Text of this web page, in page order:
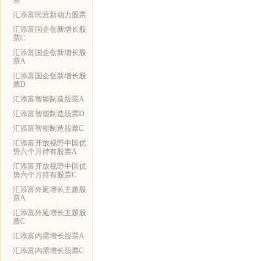
汇添富民营新动力股票
汇添富国企创新增长股
票C
汇添富国企创新增长股
票A
汇添富国企创新增长股
票D
汇添富智能制造股票A
汇添富智能制造股票D
汇添富智能制造股票C
汇添富开放视野中国优
势六个月持有股票A
汇添富开放视野中国优
势六个月持有股票C
汇添富外延增长主题股
票A
汇添富外延增长主题股
票C
汇添富内需增长股票A
汇添富内需增长股票C